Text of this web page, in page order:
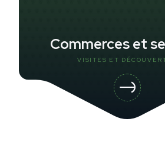
Commerces et
VISITES ET